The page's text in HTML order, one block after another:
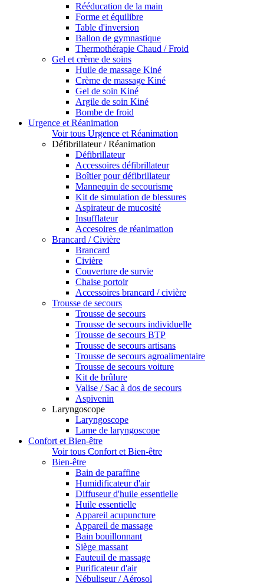
Rééducation de la main
Forme et équilibre
Table d'inversion
Ballon de gymnastique
Thermothérapie Chaud / Froid
Gel et crème de soins
Huile de massage Kiné
Crème de massage Kiné
Gel de soin Kiné
Argile de soin Kiné
Bombe de froid
Urgence et Réanimation
Voir tous Urgence et Réanimation
Défibrillateur / Réanimation
Défibrillateur
Accessoires défibrillateur
Boîtier pour défibrillateur
Mannequin de secourisme
Kit de simulation de blessures
Aspirateur de mucosité
Insufflateur
Accesoires de réanimation
Brancard / Civière
Brancard
Civière
Couverture de survie
Chaise portoir
Accessoires brancard / civière
Trousse de secours
Trousse de secours
Trousse de secours individuelle
Trousse de secours BTP
Trousse de secours artisans
Trousse de secours agroalimentaire
Trousse de secours voiture
Kit de brûlure
Valise / Sac à dos de secours
Aspivenin
Laryngoscope
Laryngoscope
Lame de laryngoscope
Confort et Bien-être
Voir tous Confort et Bien-être
Bien-être
Bain de paraffine
Humidificateur d'air
Diffuseur d'huile essentielle
Huile essentielle
Appareil acupuncture
Appareil de massage
Bain bouillonnant
Siège massant
Fauteuil de massage
Purificateur d'air
Nébuliseur / Aérosol